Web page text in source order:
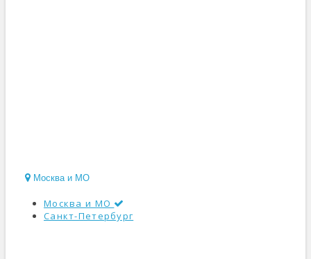
Москва и МО
Москва и МО
Санкт-Петербург